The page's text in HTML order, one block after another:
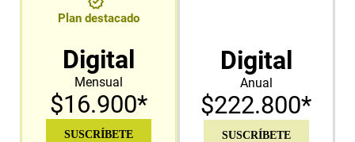
Plan destacado
Digital
Mensual
$16.900*
SUSCRÍBETE
Digital
Anual
$222.800*
SUSCRÍBETE